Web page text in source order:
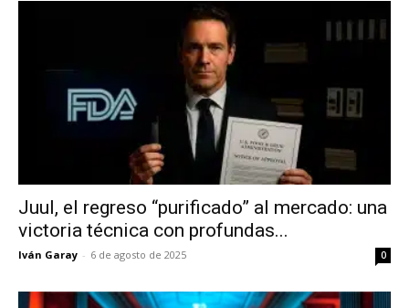
Juul, el regreso “purificado” al mercado: una
victoria técnica con profundas...
Iván Garay - 6 de agosto de 2025 0